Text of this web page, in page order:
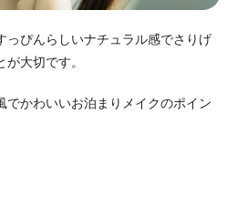
っぴんらしいナチュラル感でさりげ
大切です。
でかわいいお泊まりメイクのポイン